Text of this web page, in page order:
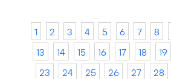
1 2 3 4 5 6 7 8
13
14 15 16 17 18 19
23
24 25 26 27 28